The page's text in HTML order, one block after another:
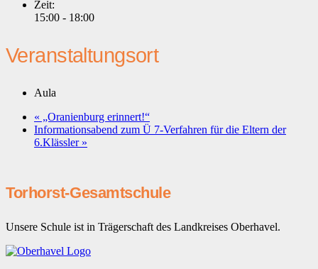
Zeit:
15:00 - 18:00
Veranstaltungsort
Aula
« „Oranienburg erinnert!“
Informationsabend zum Ü 7-Verfahren für die Eltern der
6.Klässler »
Torhorst-Gesamtschule
Unsere Schule ist in Trägerschaft des Landkreises Oberhavel.